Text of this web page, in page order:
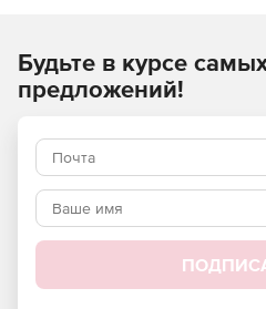
Thermolib является
моделирования
отопления, генерации
холодильных установок,
Thermolib легко
быстрого прототипирования
симуляций программно-
Будьте в курсе
предложений!